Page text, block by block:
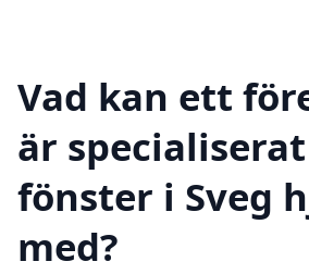
Vad kan ett
är
fönster i Sveg
med?